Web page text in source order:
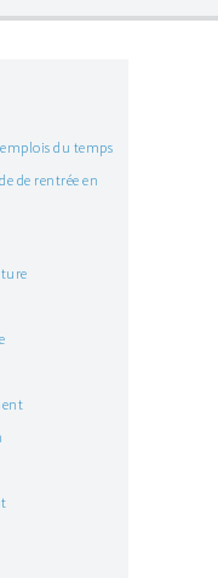
du temps
de rentrée en